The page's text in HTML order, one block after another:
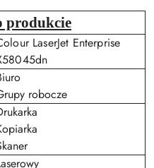
produkcie
LaserJet Enterprise
robocze